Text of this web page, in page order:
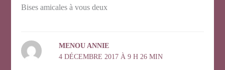
Bises amicales à vous deux
MENOU ANNIE
4 DÉCEMBRE 2017 À 9 H 26 MIN